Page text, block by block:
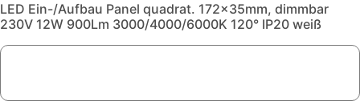
LED Ein-/Aufbau Panel quadrat. 172x35mm, dimmbar
230V 12W 900Lm 3000/4000/6000K 120° IP20 weiß